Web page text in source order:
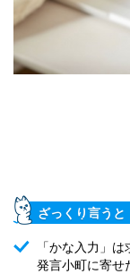
ざっくり言うと
「かな入力」
発言小町に寄せ